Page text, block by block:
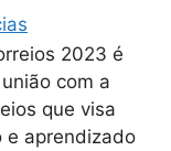
2023 é
com a
que visa
e aprendizado